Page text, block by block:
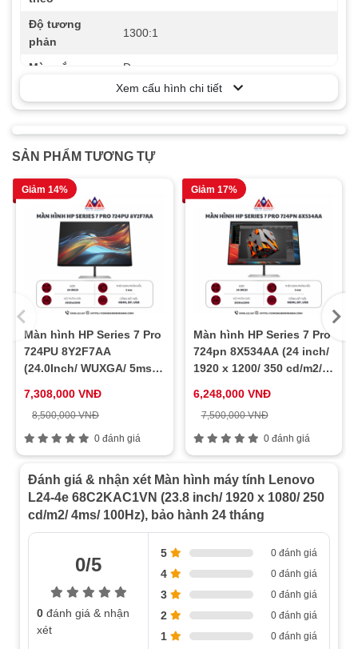
Độ tương
phản
1300:1
Màu sắc
Đen
3.0 kg
thị
Bảo hành
36 tháng
Góc nhìn
178º (Ngang) / 178º (Dọc)
Độ sáng
250 cd/m2
Công nghệ
Anti-glare
Tần số quét
100Hz
Tấm nền
IPS
Xem cấu hình chi tiết
SẢN PHẨM TƯƠNG TỰ
Giảm 14%
Màn hình HP Series 7 Pro
724PU 8Y2F7AA
(24.0Inch/ WUXGA/ 5ms/
7,308,000 VNĐ
8,500,000 VNĐ
0 đánh giá
Giảm 17%
Màn hình HP Series 7 Pro
724pn 8X534AA (24 inch/
1920 x 1200/ 350 cd/m2/
6,248,000 VNĐ
7,500,000 VNĐ
0 đánh giá
Đánh giá & nhận xét Màn hình máy tính Lenovo
L24-4e 68C2KAC1VN (23.8 inch/ 1920 x 1080/ 250
cd/m2/ 4ms/ 100Hz), bảo hành 24 tháng
0/5
0 đánh giá & nhận
xét
5 0 đánh giá
4 0 đánh giá
3 0 đánh giá
2 0 đánh giá
1 0 đánh giá